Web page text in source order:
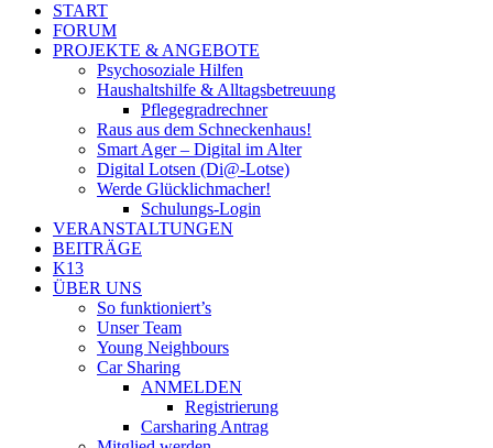
START
FORUM
PROJEKTE & ANGEBOTE
Psychosoziale Hilfen
Haushaltshilfe & Alltagsbetreuung
Pflegegradrechner
Raus aus dem Schneckenhaus!
Smart Ager – Digital im Alter
Digital Lotsen (Di@-Lotse)
Werde Glücklichmacher!
Schulungs-Login
VERANSTALTUNGEN
BEITRÄGE
K13
ÜBER UNS
So funktioniert’s
Unser Team
Young Neighbours
Car Sharing
ANMELDEN
Registrierung
Carsharing Antrag